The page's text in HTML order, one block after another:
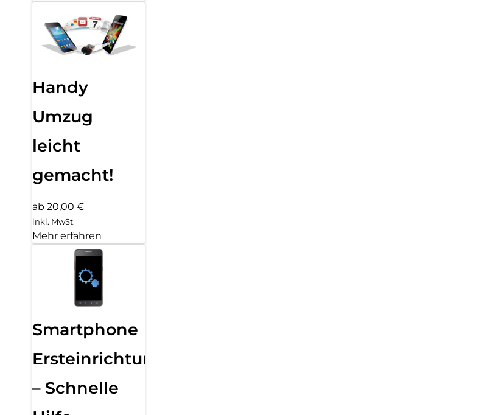
Handy
Umzug
leicht
gemacht!
ab 20,00 €
inkl. MwSt.
Mehr erfahren
Smartphone
Ersteinrichtung
– Schnelle